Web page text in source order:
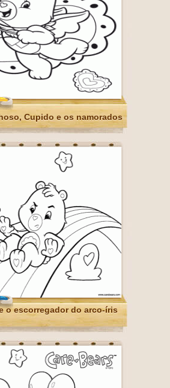
Cupido e os namorados
o escorregador do arco-íris